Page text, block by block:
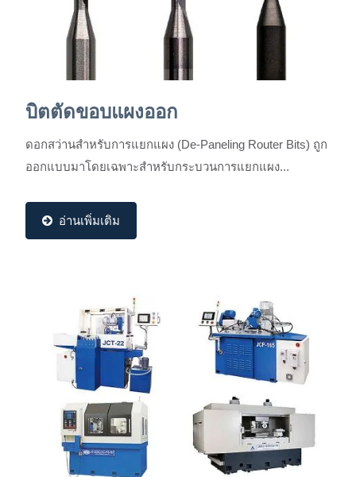
บิตตัดขอบแผงออก
ดอกสว่านสำหรับการแยกแผง (De-Paneling Router Bits) ถูก
ออกแบบมาโดยเฉพาะสำหรับกระบวนการแยกแผง...
อ่านเพิ่มเติม